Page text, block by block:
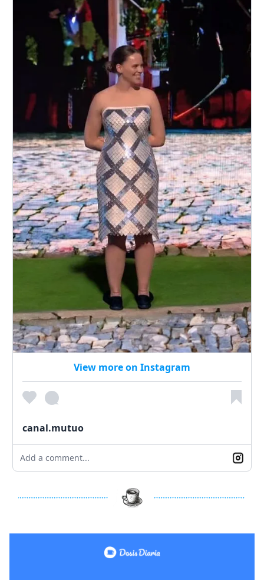
View more on Instagram
canal.mutuo
Add a comment...